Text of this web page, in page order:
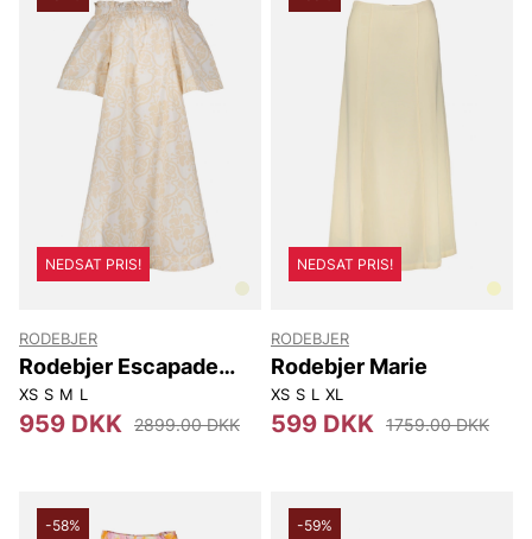
NEDSAT PRIS!
RODEBJER
Rodebjer Escapade
Cotton
XS S M L
959 DKK 2899.00 DKK
NEDSAT PRIS!
RODEBJER
Rodebjer Marie
XS S L XL
599 DKK 1759.00 DKK
-58% -59%